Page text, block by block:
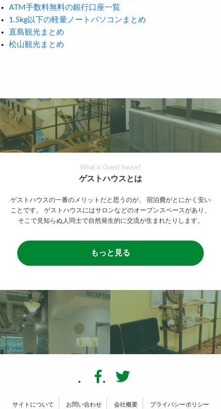
ATM手数料無料の銀行口座一覧
1.5kg以下の軽量ノートパソコンまとめ
直島観光まとめ
松山観光まとめ
What is Guest house?
ゲストハウスとは
ゲストハウスの一番のメリットだと思うのが、
宿泊費がとにかく安い
ことです。
ゲストハウスにはサロンなどのオープンスペースがあり、
そこで見知らぬ人同士で自然発生的に交流が生まれたりします。
もっと見る
サイトについて お問い合わせ 会社概要 プライバシーポリシー